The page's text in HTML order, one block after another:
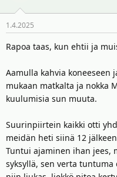
o
t
1.4.2025
Rapoa taas, kun ehtii ja
Aamulla kahvia koneeseen
mukaan matkalta ja nokka
kuulumisia sun muuta.
Suurinpiirtein kaikki otti
meidän heti siinä 12
Tuntui ajaminen ihan jees,
syksyllä, sen verta